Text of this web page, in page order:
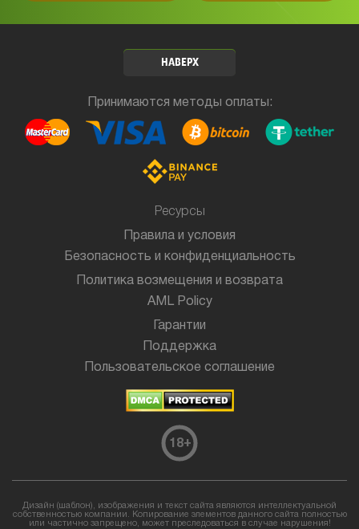
Принимаются методы оплаты:
НАВЕРХ
Ресурсы
Правила и условия
Безопасность и конфиденциальность
Политика возмещения и возврата
AML Policy
Гарантии
Поддержка
Пользовательское соглашение
18+
Дизайн (шаблон), изображения и текст сайта являются интеллектуальной
собственностью компании. Копирование элементов данного сайта полностью
или частично запрещено, может преследоваться в случае нарушения!